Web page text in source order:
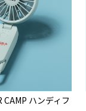
CAMP ハンディフ